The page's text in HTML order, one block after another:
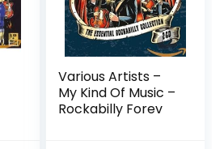
Various Artists –
My Kind Of Music –
Rockabilly Forev